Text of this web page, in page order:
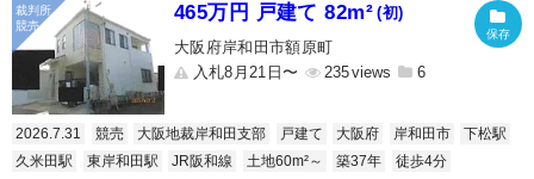
465万円 戸建て 82m² (初)
大阪府岸和田市額原町
入札8月21日〜
235 6
2026.7.31 競売 大阪地裁岸和田支部 戸建て 大阪府 岸和田市
下松駅
久米田駅
東岸和田駅 JR阪和線 土地60m²～ 築37年 徒歩4分